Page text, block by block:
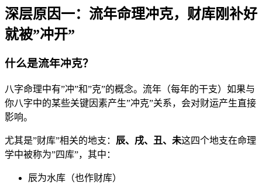
深层原因一：流年命理冲克，财库刚补好
就被”冲开”
什么是流年冲克？
八字命理中有”冲”和”克”的概念。流年（每年的干支）如果与
你八字中的某些关键因素产生”冲克”关系，会对财运产生直接
影响。
尤其是”财库”相关的地支： 辰、戌、丑、未这四个地支在命理
学中被称为”四库”，其中：
辰为水库（也作财库）